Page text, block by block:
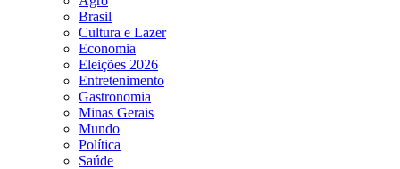
Brasil
Cultura e Lazer
Economia
Eleições 2026
Entretenimento
Gastronomia
Minas Gerais
Mundo
Política
Saúde